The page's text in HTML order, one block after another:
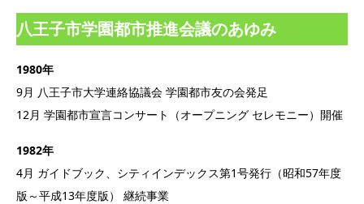
八王子市学園都市推進会議のあゆみ
1980年
9月 八王子市大学連絡協議会 学園都市友の会発足
12月 学園都市宣言コンサート（オープニング セレモニー）開催
1982年
4月 ガイドブック、シティインデックス第1号発行（昭和57年度
版～平成13年度版） 継続事業